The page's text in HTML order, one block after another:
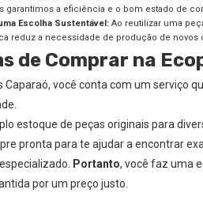
garantimos a eficiência e o bom estado de
Escolha Sustentável: Ao reutilizar uma
reduz a necessidade de produção de
de Comprar na
Caparaó, você conta com um serviço
estoque de peças originais para
pronta para te ajudar a encontrar
Portanto, você faz uma
por um preço justo.